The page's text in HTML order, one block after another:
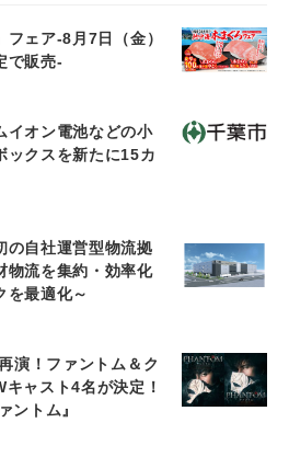
フェア-8月7日（金）
で販売-
イオン電池などの小
ックスを新たに15カ
の自社運営型物流拠
物流を集約・効率化
を最適化～
演！ファントム＆ク
キャスト4名が決定！
ントム』